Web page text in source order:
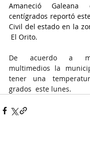
Amaneció
centígrados reportó
Civil del estado en la
El Orito.
De acuerdo a
multimedios la
tener una
grados  este lunes.